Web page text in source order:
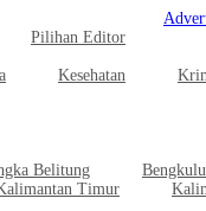
Pilihan Editor
Kesehatan
Belitung Bengkulu
Timur